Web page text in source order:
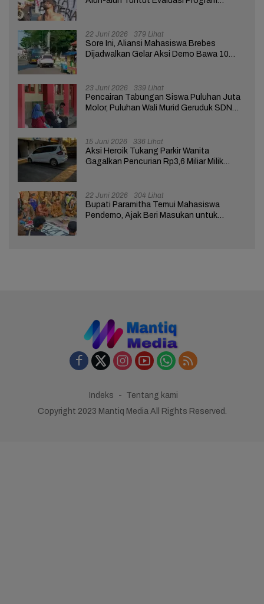
22 Juni 2026 379 Lihat
Sore Ini, Aliansi Mahasiswa Brebes
Dijadwalkan Gelar Aksi Demo Bawa 10
23 Juni 2026 339 Lihat
Pencairan Tabungan Siswa Puluhan Juta
Molor, Puluhan Wali Murid Geruduk SDN
15 Juni 2026 336 Lihat
Aksi Heroik Tukang Parkir Wanita
Gagalkan Pencurian Rp3,6 Miliar Milik
22 Juni 2026 304 Lihat
Bupati Paramitha Temui Mahasiswa
Pendemo, Ajak Beri Masukan untuk
Indeks
Tentang kami
Copyright 2023 Mantiq Media All Rights Reserved.